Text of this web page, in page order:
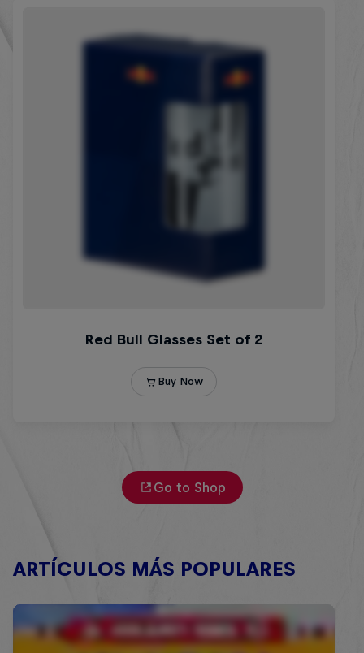
Go to Shop
ARTÍCULOS MÁS POPULARES